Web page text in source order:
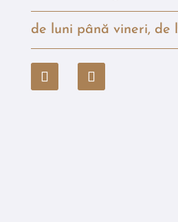
de luni până vineri, de